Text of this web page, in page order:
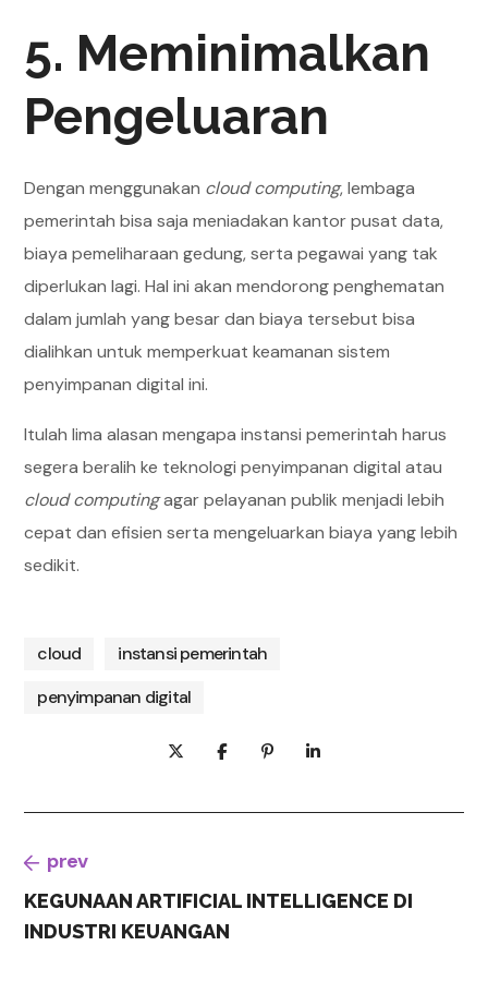
5. Meminimalkan
Pengeluaran
Dengan menggunakan cloud computing, lembaga
pemerintah bisa saja meniadakan kantor pusat data,
biaya pemeliharaan gedung, serta pegawai yang tak
diperlukan lagi. Hal ini akan mendorong penghematan
dalam jumlah yang besar dan biaya tersebut bisa
dialihkan untuk memperkuat keamanan sistem
penyimpanan digital ini.
Itulah lima alasan mengapa instansi pemerintah harus
segera beralih ke teknologi penyimpanan digital atau
cloud computingagar pelayanan publik menjadi lebih
cepat dan efisien serta mengeluarkan biaya yang lebih
sedikit.
cloud
instansi pemerintah
penyimpanan digital
prev
KEGUNAAN ARTIFICIAL INTELLIGENCE DI
INDUSTRI KEUANGAN